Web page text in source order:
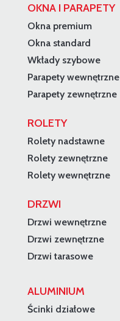
OKNA I PARAPETY
Okna premium
Okna standard
Wkłady szybowe
Parapety wewnętrzne
Parapety zewnętrzne
ROLETY
Rolety nadstawne
Rolety zewnętrzne
Rolety wewnętrzne
DRZWI
Drzwi wewnętrzne
Drzwi zewnętrzne
Drzwi tarasowe
ALUMINIUM
Ścinki działowe